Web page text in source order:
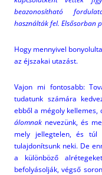
beazonosítható
használták fel. Elsősorban
Hogy mennyivel
az éjszakai utazást.
Vajon mi fontosabb:
tudatunk számára
ebből a mégoly kellemes,
álomnak nevezünk, és
mely jellegtelen, és túl
tulajdonítsunk neki. De
a különböző
befolyásolják, végső